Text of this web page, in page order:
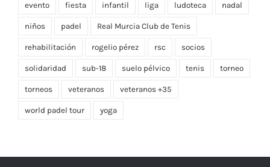
evento fiesta infantil liga ludoteca nadal
niños padel Real Murcia Club de Tenis
rehabilitación rogelio pérez rsc socios
solidaridad sub-18 suelo pélvico tenis torneo
torneos veteranos veteranos +35
world padel tour yoga